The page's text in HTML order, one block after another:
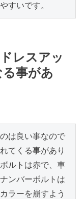
すいです。
レスアッ
事があ
は良い事なので
てくる事があり
ルトは赤で、車
ンバーボルトは
ラーを崩すよう